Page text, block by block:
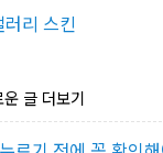
리 스킨
운 글 더보기